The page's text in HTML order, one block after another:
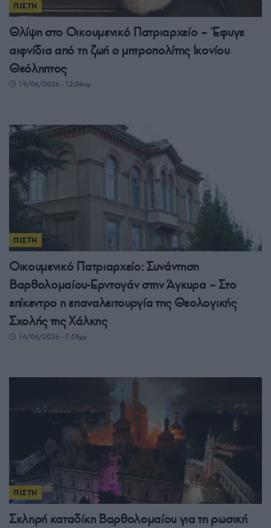
ΠΙΣΤΗ
Θλίψη στο Οικουμενικό Πατριαρχείο – Έφυγε
αιφνίδια από τη ζωή ο μητροπολίτης Ικονίου
Θεόληπτος
19/06/2026 - 12:06πμ
ΠΙΣΤΗ
Οικουμενικό Πατριαρχείο: Συνάντηση
Βαρθολομαίου-Ερντογάν στην Άγκυρα – Στο
επίκεντρο η επαναλειτουργία της Θεολογικής
Σχολής της Χάλκης
16/06/2026 - 7:58μμ
ΠΙΣΤΗ
Σκληρή καταδίκη Βαρθολομαίου για τη ρωσική